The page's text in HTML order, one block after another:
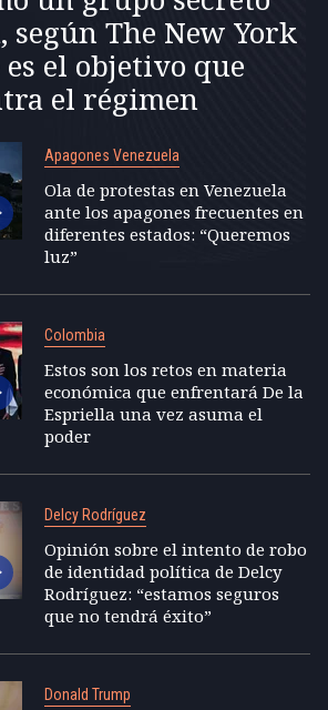
según The New York
es el objetivo que
el régimen
Apagones Venezuela
Ola de protestas en Venezuela
ante los apagones frecuentes en
diferentes estados: “Queremos
luz”
Colombia
Estos son los retos en materia
económica que enfrentará De la
Espriella una vez asuma el
poder
Delcy Rodríguez
Opinión sobre el intento de robo
de identidad política de Delcy
Rodríguez: “estamos seguros
que no tendrá éxito”
Donald Trump